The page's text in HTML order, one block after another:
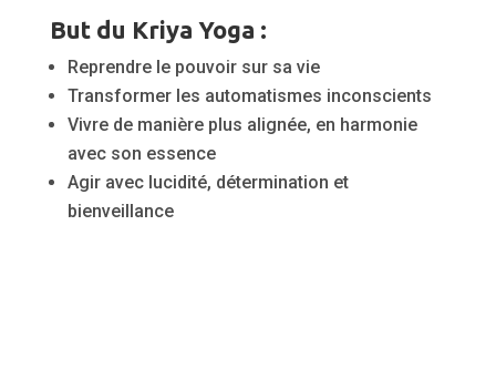
But du Kriya Yoga :
Reprendre le pouvoir sur sa vie
Transformer les automatismes inconscients
Vivre de manière plus alignée, en harmonie
avec son essence
Agir avec lucidité, détermination et
bienveillance